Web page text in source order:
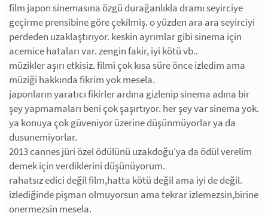
film japon sinemasına özgü durağanlıkla dramı seyirciye
geçirme prensibine göre çekilmiş. o yüzden ara ara seyirciyi
perdeden uzaklaştırıyor. keskin ayrımlar gibi sinema için
acemice hataları var. zengin fakir, iyi kötü vb..
müzikler aşırı etkisiz. filmi çok kısa süre önce izledim ama
müziği hakkında fikrim yok mesela.
japonların yaratıcı fikirler ardına gizlenip sinema adına bir
şey yapmamaları beni çok şaşırtıyor. her şey var sinema yok.
ya konuya çok güveniyor üzerine düşünmüyorlar ya da
dusunemiyorlar.
2013 cannes jüri özel ödülünü uzakdoğu'ya da ödül verelim
demek için verdiklerini düşünüyorum.
rahatsız edici değil film,hatta kötü değil ama iyi de değil.
izlediğinde pişman olmuyorsun ama tekrar izlemezsin,birine
onermezsin mesela.